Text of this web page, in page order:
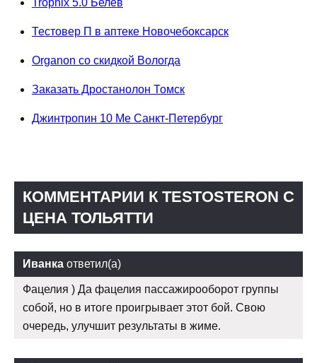
Тестовер П в аптеке Новочебоксарск
Organon со скидкой Вологда
Заказать Дростанолон Томск
Джинтропин 10 Me Санкт-Петербург
КОММЕНТАРИИ К TESTOSTERON C
ЦЕНА ТОЛЬЯТТИ
Иванка ответил(а)
Фацелия ) Да фацелия пассажирооборот группы
собой, но в итоге проигрывает этот бой. Свою
очередь, улучшит результаты в жиме.